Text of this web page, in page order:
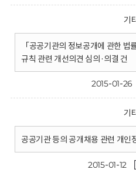
기
「공공기관의 정보공개에 관한
규칙 관련 개선의견 심의·의결 건
2015-01-26
기
공공기관 등의 공개채용 관련 개인
2015-01-12